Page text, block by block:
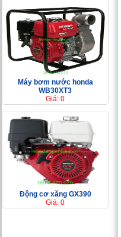
Máy bơm nước honda
WB30XT3
Giá: 0
Động cơ xăng GX390
Giá: 0